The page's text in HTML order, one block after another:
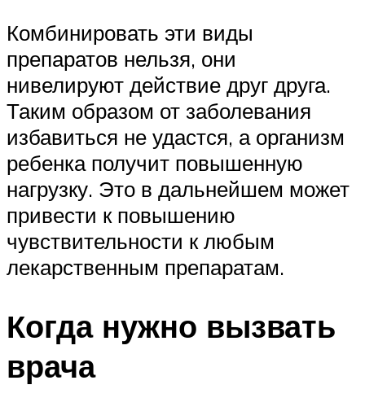
Комбинировать эти виды
препаратов нельзя, они
нивелируют действие друг друга.
Таким образом от заболевания
избавиться не удастся, а организм
ребенка получит повышенную
нагрузку. Это в дальнейшем может
привести к повышению
чувствительности к любым
лекарственным препаратам.
Когда нужно вызвать
врача